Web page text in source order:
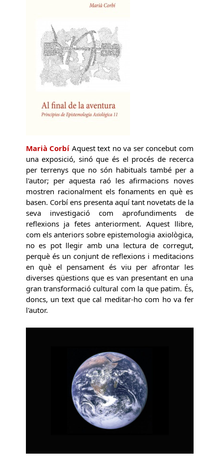
Marià Corbí Aquest text no va ser concebut com
una exposició, sinó que és el procés de recerca
per terrenys que no són habituals també per a
l'autor; per aquesta raó les afirmacions noves
mostren racionalment els fonaments en què es
basen. Corbí ens presenta aquí tant novetats de la
seva investigació com aprofundiments de
reflexions ja fetes anteriorment. Aquest llibre,
com els anteriors sobre epistemologia axiològica,
no es pot llegir amb una lectura de corregut,
perquè és un conjunt de reflexions i meditacions
en què el pensament és viu per afrontar les
diverses qüestions que es van presentant en una
gran transformació cultural com la que patim. És,
doncs, un text que cal meditar-ho com ho va fer
l'autor.